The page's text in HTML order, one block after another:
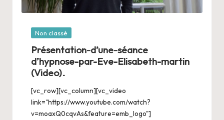
Posté
Non classé
Présentation-d’une-séance
d’hypnose-par-Eve-Elisabeth-martin
(Video).
[vc_row][vc_column][vc_video
link="https://www.youtube.com/watch?
v=moaxQ0cqvAs&feature=emb_logo"]